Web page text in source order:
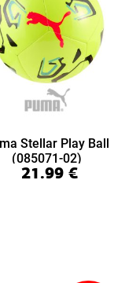
Stellar Play Ball
(085071-02)
21.99 €